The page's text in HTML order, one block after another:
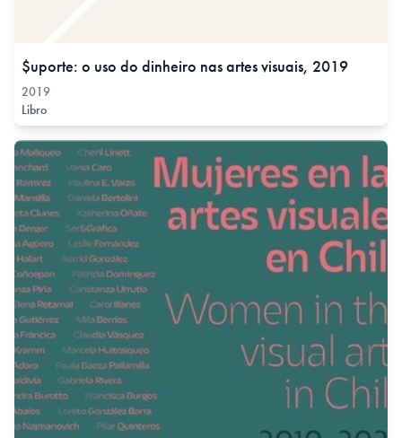
$uporte: o uso do dinheiro nas artes visuais, 2019
2019
Libro